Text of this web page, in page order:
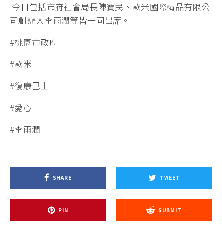
今日包括市府社會局長陳寶民、歐米國際精品有限公
司創辦人李雨潤等皆一同出席。
#桃園市政府
#歐米
#復康巴士
#愛心
#李雨潤
SHARE TWEET
PIN SUBMIT